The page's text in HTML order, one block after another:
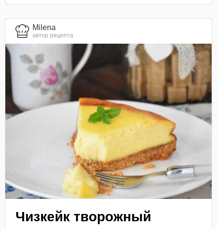
Milena
автор рецепта
Чизкейк творожный